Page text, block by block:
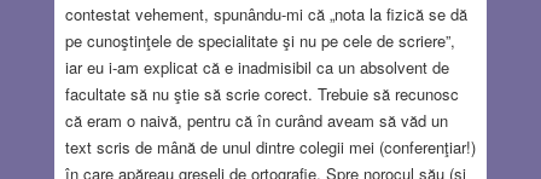
contestat vehement, spunându-mi că „nota la fizică se dă
pe cunoştinţele de specialitate şi nu pe cele de scriere”,
iar eu i-am explicat că e inadmisibil ca un absolvent de
facultate să nu ştie să scrie corect. Trebuie să recunosc
că eram o naivă, pentru că în curând aveam să văd un
text scris de mână de unul dintre colegii mei (conferenţiar!)
în care apăreau greşeli de ortografie. Spre norocul său (şi